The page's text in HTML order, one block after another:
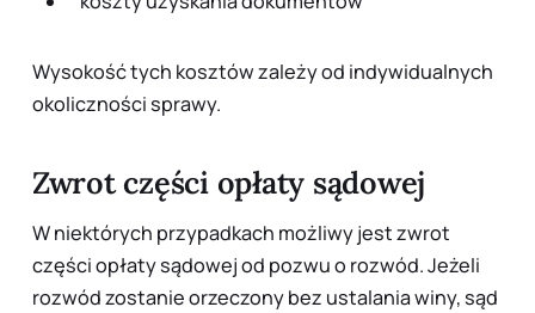
Wysokość tych kosztów zależy od indywidualnych
okoliczności sprawy.
Zwrot części opłaty sądowej
W niektórych przypadkach możliwy jest zwrot
części opłaty sądowej od pozwu o rozwód. Jeżeli
rozwód zostanie orzeczony bez ustalania winy, sąd